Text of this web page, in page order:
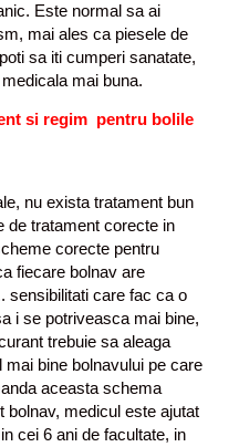
Este normal sa ai
mai ales ca piesele de
sa iti cumperi sanatate,
mai buna.
si regim pentru bolile
nu exista tratament bun
de tratament corecte in
corecte pentru
fiecare bolnav are
sensibilitati care fac ca o
i se potriveasca mai bine,
trebuie sa aleaga
bine bolnavului pe care
aceasta schema
bolnav, medicul este ajutat
cei 6 ani de facultate, in